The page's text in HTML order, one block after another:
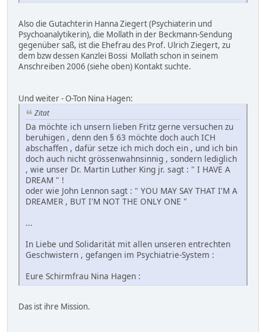
Also die Gutachterin Hanna Ziegert (Psychiaterin und
Psychoanalytikerin), die Mollath in der Beckmann-Sendung
gegenüber saß, ist die Ehefrau des Prof. Ulrich Ziegert, zu
dem bzw dessen Kanzlei Bossi Mollath schon in seinem
Anschreiben 2006 (siehe oben) Kontakt suchte.
Und weiter - O-Ton Nina Hagen:
Zitat
Da möchte ich unsern lieben Fritz gerne versuchen zu
beruhigen , denn den § 63 möchte doch auch ICH
abschaffen , dafür setze ich mich doch ein , und ich bin
doch auch nicht grössenwahnsinnig , sondern lediglich
, wie unser Dr. Martin Luther King jr. sagt : " I HAVE A
DREAM " !
oder wie John Lennon sagt : " YOU MAY SAY THAT I'M A
DREAMER , BUT I'M NOT THE ONLY ONE "
...
In Liebe und Solidarität mit allen unseren entrechten
Geschwistern , gefangen im Psychiatrie-System :
Eure Schirmfrau Nina Hagen :
Das ist ihre Mission.